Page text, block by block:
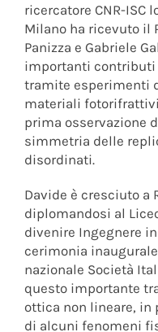
ricercatore CNR-ISC
Milano ha ricevuto il
Panizza e Gabriele
importanti contributi
tramite esperimenti
materiali
prima osservazione
simmetria delle
disordinati.
Davide è cresciuto
diplomandosi al
divenire Ingegnere
cerimonia
nazionale Società
questo importante
ottica non lineare, in
di alcuni fenomeni